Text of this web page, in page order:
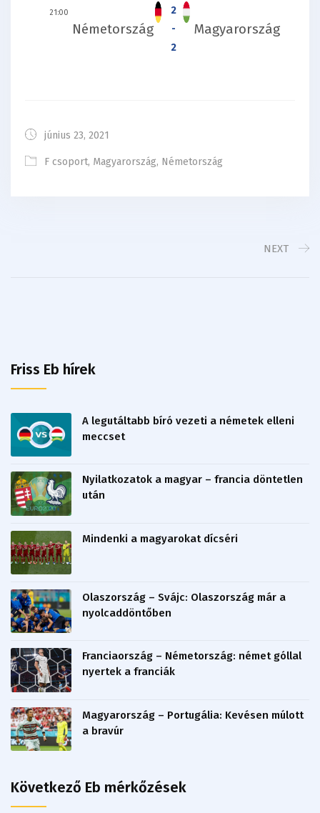
21:00
Németország
2
-
2
Magyarország
június 23, 2021
F csoport, Magyarország, Németország
NEXT
Friss Eb hírek
A legutáltabb bíró vezeti a németek elleni
meccset
Nyilatkozatok a magyar – francia döntetlen
után
Mindenki a magyarokat dícséri
Olaszország – Svájc: Olaszország már a
nyolcaddöntőben
Franciaország – Németország: német góllal
nyertek a franciák
Magyarország – Portugália: Kevésen múlott
a bravúr
Következő Eb mérkőzések